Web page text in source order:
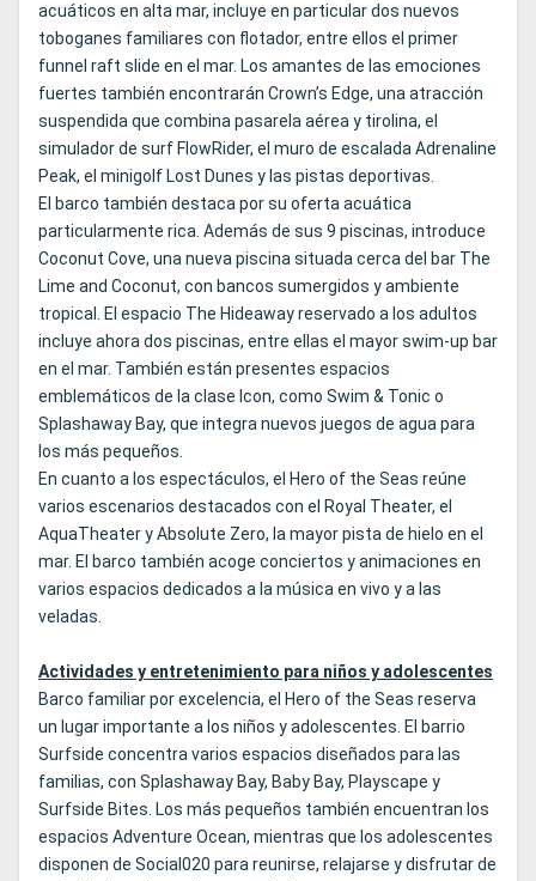
acuáticos en alta mar, incluye en particular dos nuevos
toboganes familiares con flotador, entre ellos el primer
funnel raft slide en el mar. Los amantes de las emociones
fuertes también encontrarán Crown’s Edge, una atracción
suspendida que combina pasarela aérea y tirolina, el
simulador de surf FlowRider, el muro de escalada Adrenaline
Peak, el minigolf Lost Dunes y las pistas deportivas.
El barco también destaca por su oferta acuática
particularmente rica. Además de sus 9 piscinas, introduce
Coconut Cove, una nueva piscina situada cerca del bar The
Lime and Coconut, con bancos sumergidos y ambiente
tropical. El espacio The Hideaway reservado a los adultos
incluye ahora dos piscinas, entre ellas el mayor swim-up bar
en el mar. También están presentes espacios
emblemáticos de la clase Icon, como Swim & Tonic o
Splashaway Bay, que integra nuevos juegos de agua para
los más pequeños.
En cuanto a los espectáculos, el Hero of the Seas reúne
varios escenarios destacados con el Royal Theater, el
AquaTheater y Absolute Zero, la mayor pista de hielo en el
mar. El barco también acoge conciertos y animaciones en
varios espacios dedicados a la música en vivo y a las
veladas.
Actividades y entretenimiento para niños y adolescentes
Barco familiar por excelencia, el Hero of the Seas reserva
un lugar importante a los niños y adolescentes. El barrio
Surfside concentra varios espacios diseñados para las
familias, con Splashaway Bay, Baby Bay, Playscape y
Surfside Bites. Los más pequeños también encuentran los
espacios Adventure Ocean, mientras que los adolescentes
disponen de Social020 para reunirse, relajarse y disfrutar de